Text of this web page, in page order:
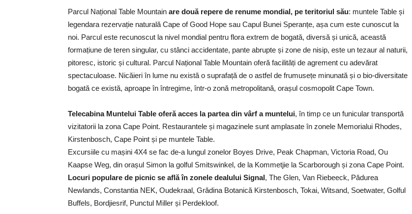
Parcul Național Table Mountain are două repere de renume mondial, pe teritoriul său: muntele Table și
legendara rezervație naturală Cape of Good Hope sau Capul Bunei Speranțe, așa cum este cunoscut la
noi. Parcul este recunoscut la nivel mondial pentru flora extrem de bogată, diversă și unică, această
formațiune de teren singular, cu stânci accidentate, pante abrupte și zone de nisip, este un tezaur al naturii,
pitoresc, istoric și cultural. Parcul Național Table Mountain oferă facilități de agrement cu adevărat
spectaculoase. Nicăieri în lume nu există o suprafață de o astfel de frumusețe minunată și o bio-diversitate
bogată ce există, aproape în întregime, într-o zonă metropolitană, orașul cosmopolit Cape Town.
Telecabina Muntelui Table oferă acces la partea din vârf a muntelui, în timp ce un funicular transportă
vizitatorii la zona Cape Point. Restaurantele și magazinele sunt amplasate în zonele Memorialui Rhodes,
Kirstenbosch, Cape Point și pe muntele Table.
Excursiile cu mașini 4X4 se fac de-a lungul zonelor Boyes Drive, Peak Chapman, Victoria Road, Ou
Kaapse Weg, din orașul Simon la golful Smitswinkel, de la Kommetjie la Scarborough și zona Cape Point.
Locuri populare de picnic se află în zonele dealului Signal, The Glen, Van Riebeeck, Pădurea
Newlands, Constantia NEK, Oudekraal, Grădina Botanică Kirstenbosch, Tokai, Witsand, Soetwater, Golful
Buffels, Bordjiesrif, Punctul Miller și Perdekloof.